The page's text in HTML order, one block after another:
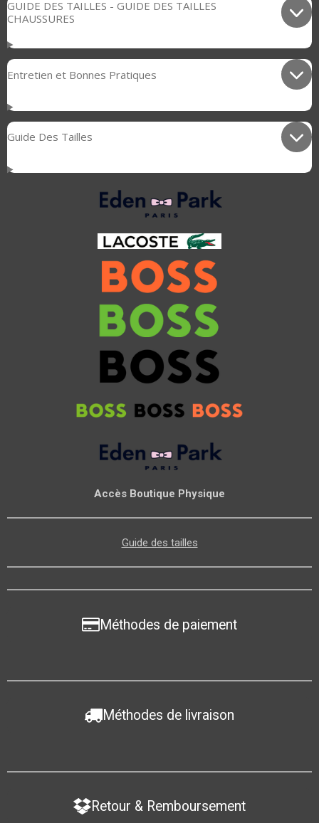
GUIDE DES TAILLES - GUIDE DES TAILLES
CHAUSSURES
Entretien et Bonnes Pratiques
Guide Des Tailles
Accès Boutique Physique
Guide des tailles
Méthodes de paiement
Méthodes de livraison
Retour & Remboursement